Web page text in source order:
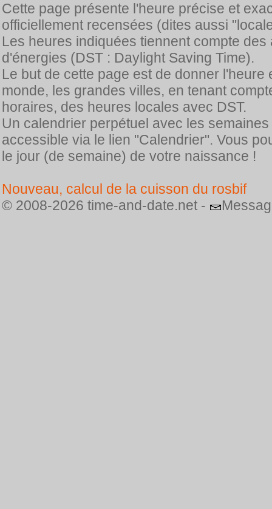
Cette page présente l'heure précise et
officiellement recensées (dites aussi
Les heures indiquées tiennent compte
d'énergies (DST : Daylight Saving Time).
Le but de cette page est de donner
monde, les grandes villes, en tenant
horaires, des heures locales avec DST.
Un calendrier perpétuel avec les
accessible via le lien "Calendrier". Vous
le jour (de semaine) de votre naissance !
Nouveau, calcul de la cuisson du rosbif
© 2008-2026 time-and-date.net -